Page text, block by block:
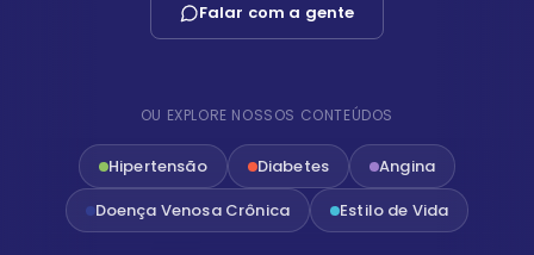
Falar com a gente
OU EXPLORE NOSSOS CONTEÚDOS
Hipertensão Diabetes
Angina
Doença Venosa Crônica
Estilo de Vida